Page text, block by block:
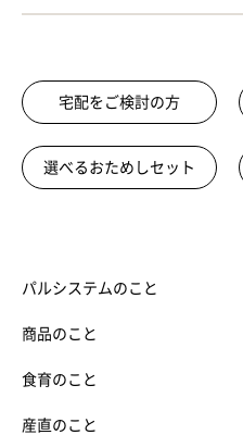
宅配をご検討の方
選べるおためしセット
パルシステムのこと
商品のこと
食育のこと
産直のこと